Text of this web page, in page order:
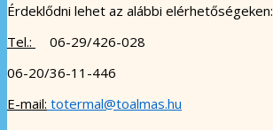
Érdeklődni lehet az alábbi elérhetőségeken:
Tel.:
06-29/426-028
06-20/36-11-446
E-mail: totermal@toalmas.hu